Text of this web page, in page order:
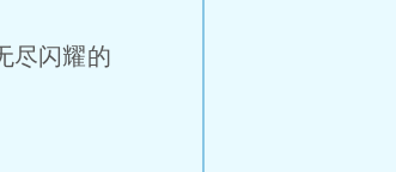
尽闪耀的